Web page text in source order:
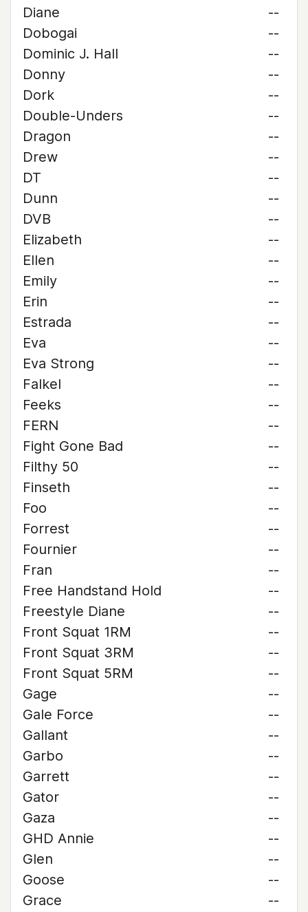
Diane
--
Dobogai
--
Dominic J. Hall
--
Donny
--
Dork
--
Double-Unders
--
Dragon
--
Drew
--
DT
--
Dunn
--
DVB
--
Elizabeth
--
Ellen
--
Emily
--
Erin
--
Estrada
--
Eva
--
Eva Strong
--
Falkel
--
Feeks
--
FERN
--
Fight Gone Bad
--
Filthy 50
--
Finseth
--
Foo
--
Forrest
--
Fournier
--
Fran
--
Free Handstand Hold
--
Freestyle Diane
--
Front Squat 1RM
--
Front Squat 3RM
--
Front Squat 5RM
--
Gage
--
Gale Force
--
Gallant
--
Garbo
--
Garrett
--
Gator
--
Gaza
--
GHD Annie
--
Glen
--
Goose
--
Grace
--